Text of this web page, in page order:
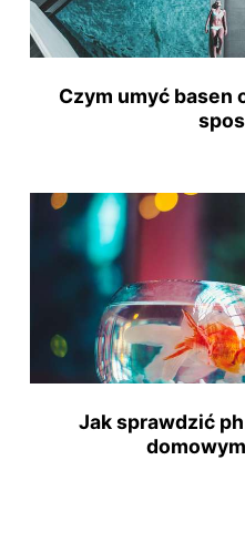
Czym umyć basen
Jak sprawdzić